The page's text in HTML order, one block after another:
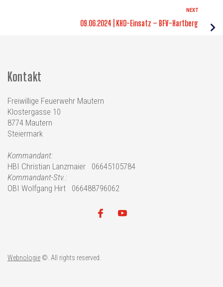
NEXT
09.06.2024 | KHD-Einsatz – BFV-Hartberg
Kontakt
Freiwillige Feuerwehr Mautern
Klostergasse 10
8774 Mautern
Steiermark
Kommandant:
HBI Christian Lanzmaier 06645105784
Kommandant-Stv.:
OBI Wolfgang Hirt 066488796062
Webnologie ©. All rights reserved.